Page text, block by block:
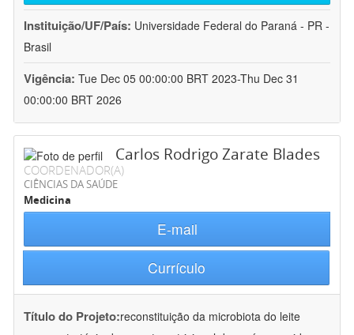
Instituição/UF/País: Universidade Federal do Paraná - PR -
Brasil
Vigência: Tue Dec 05 00:00:00 BRT 2023-Thu Dec 31
00:00:00 BRT 2026
Carlos Rodrigo Zarate Blades
COORDENADOR(A)
CIÊNCIAS DA SAÚDE
Medicina
E-mail
Currículo
Título do Projeto:reconstituição da microbiota do leite